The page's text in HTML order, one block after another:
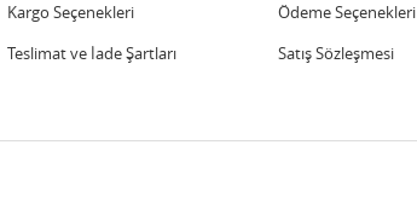
Kargo Seçenekleri
Teslimat ve İade Şartları
Ödeme Seçenekleri
Satış Sözleşmesi